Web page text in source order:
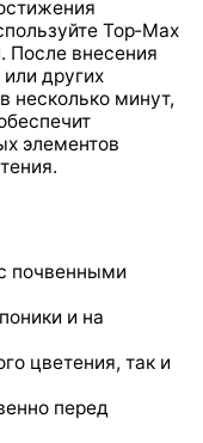
Top‑Max
После внесения
или других
несколько минут,
элементов
почвенными
и на
цветения, так и
перед